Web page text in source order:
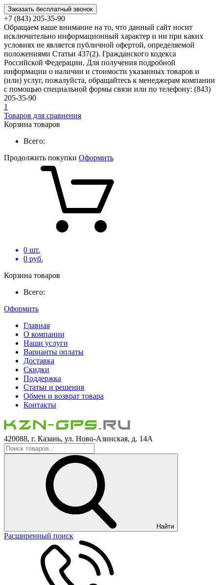
Заказать бесплатный звонок
+7 (843) 205-35-90
Обращаем ваше внимание на то, что данный сайт носит
исключительно информационный характер и ни при каких
условиях не является публичной офертой, определяемой
положениями Статьи 437(2). Гражданского кодекса
Российской Федерации. Для получения подробной
информации о наличии и стоимости указанных товаров и
(или) услуг, пожалуйста, обращайтесь к менеджерам компании
с помощью специальной формы связи или по телефону: (843)
205-35-90
1
Товаров для сравнения
Корзина товаров
Всего:
Продолжить покупки Оформить
0 шт.
0 руб.
Корзина товаров
Всего:
Оформить
Главная
О компании
Наши услуги
Варианты оплаты
Доставка
Скидки
Поддержка
Статьи и решения
Обмен и возврат товара
Контакты
420088, г. Казань, ул. Ново-Азинская, д. 14А
Найти
Расширенный поиск